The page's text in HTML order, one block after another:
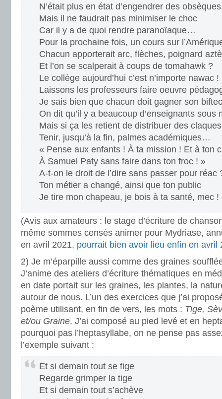
N’était plus en état d’engendrer des
Mais il ne faudrait pas minimiser le choc
Car il y a de quoi rendre paranoïaque…
Pour la prochaine fois, un cours sur
Chacun apporterait arc, flèches, poignard
Et l’on se scalperait à coups de tomahawk ?
Le collège aujourd’hui c’est n’importe nawac !
Laissons les professeurs faire oeuvre
Je sais bien que chacun doit gagner son
On dit qu’il y a beaucoup d’enseignants sous
Mais si ça les retient de distribuer des
Tenir, jusqu’à la fin, palmes académiques…
« Pense aux enfants ! À ta mission ! Et à ton
À Samuel Paty sans faire dans ton froc ! »
A-t-on le droit de l’dire sans passer pour réac
Ton métier a changé, ainsi que ton public
Je tire mon chapeau, je bois à ta santé, mec !
(Avis aux amateurs : le stage d’écriture de
même sommes censés animer pour Mydriase,
en avril 2021, pourrait bien avoir lieu enfin en avril
2) Je m’éparpille aussi comme des graines
J’anime des ateliers d’écriture thématiques en
en date portait sur les graines, les plantes, la
autour de nous. L’un des exercices que j’ai
poème utilisant, en fin de vers, les mots : Tige,
et/ou Graine. J’ai composé au pied levé et en
pourquoi pas l’heptasyllabe, on ne pense pas
l’exemple suivant :
Et si demain tout se fige
Regarde grimper la tige
Et si demain tout s’achève